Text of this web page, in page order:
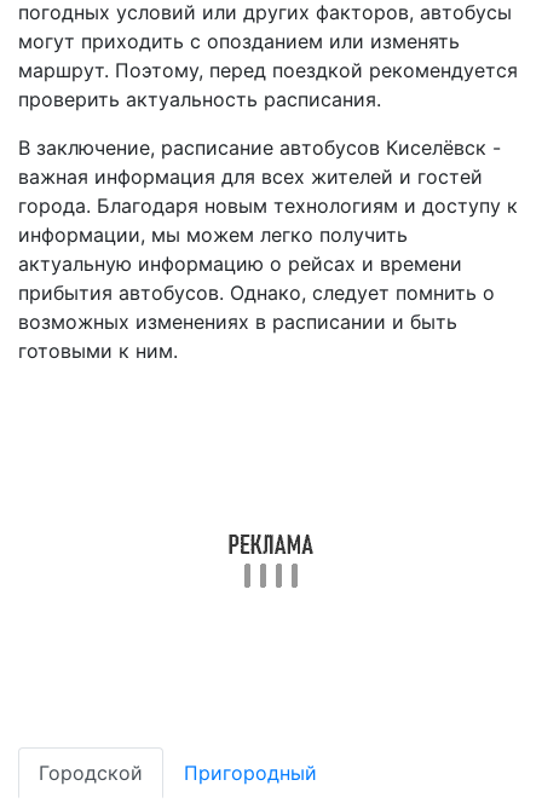
погодных условий или других факторов, автобусы
могут приходить с опозданием или изменять
маршрут. Поэтому, перед поездкой рекомендуется
проверить актуальность расписания.
В заключение, расписание автобусов Киселёвск -
важная информация для всех жителей и гостей
города. Благодаря новым технологиям и доступу к
информации, мы можем легко получить
актуальную информацию о рейсах и времени
прибытия автобусов. Однако, следует помнить о
возможных изменениях в расписании и быть
готовыми к ним.
Городской Пригородный